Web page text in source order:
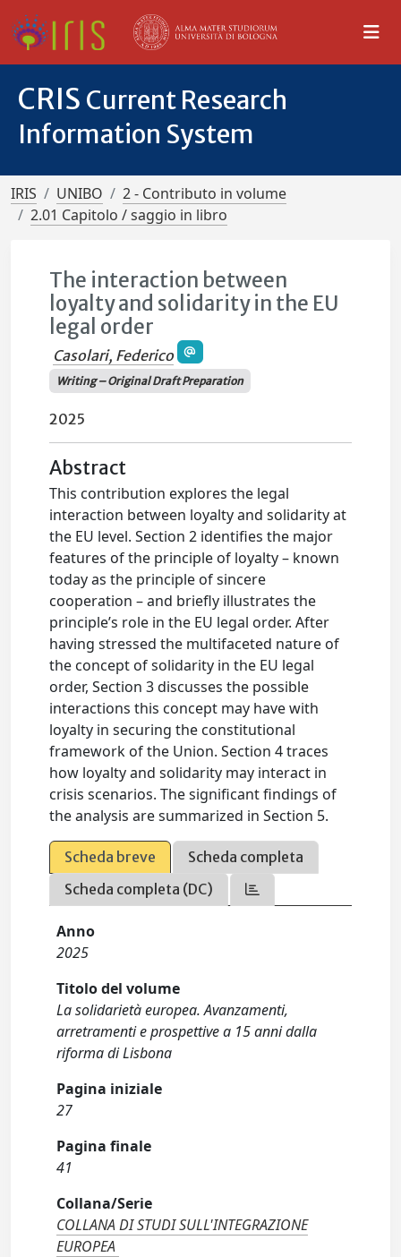
CRIS Current Research
Information System
IRIS UNIBO
2 - Contributo in volume
2.01 Capitolo / saggio in libro
The interaction between
loyalty and solidarity in the EU
legal order
Casolari, Federico
Writing – Original Draft Preparation
2025
Abstract
This contribution explores the legal
interaction between loyalty and solidarity at
the EU level. Section 2 identifies the major
features of the principle of loyalty – known
today as the principle of sincere
cooperation – and briefly illustrates the
principle’s role in the EU legal order. After
having stressed the multifaceted nature of
the concept of solidarity in the EU legal
order, Section 3 discusses the possible
interactions this concept may have with
loyalty in securing the constitutional
framework of the Union. Section 4 traces
how loyalty and solidarity may interact in
crisis scenarios. The significant findings of
the analysis are summarized in Section 5.
Scheda breve
Scheda completa
Scheda completa (DC)
Anno
2025
Titolo del volume
La solidarietà europea. Avanzamenti,
arretramenti e prospettive a 15 anni dalla
riforma di Lisbona
Pagina iniziale
27
Pagina finale
41
Collana/Serie
COLLANA DI STUDI SULL'INTEGRAZIONE
EUROPEA